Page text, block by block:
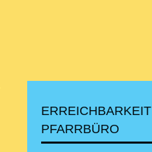
ERREICHBARKEIT
PFARRBÜRO